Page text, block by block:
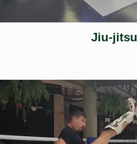
Jiu-jitsu